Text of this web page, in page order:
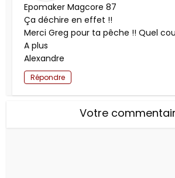
Epomaker Magcore 87
Ça déchire en effet !!
Merci Greg pour ta pêche !! Quel
A plus
Alexandre
Répondre
Votre